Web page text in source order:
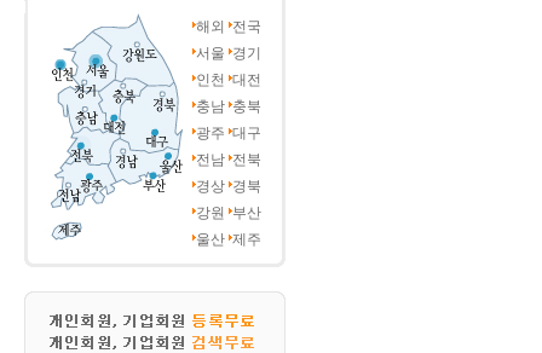
해외
전국
서울 경기
인천 대전
충남 충북
광주 대구
전남 전북
경상 경북
강원
부산
울산 제주